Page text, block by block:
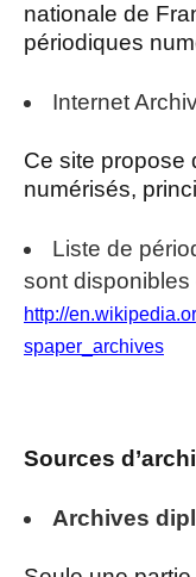
nationale de
périodiques
Internet
Ce site propose
numérisés,
Liste de
sont disponibles
http://
spaper_archives
Sources
Archives